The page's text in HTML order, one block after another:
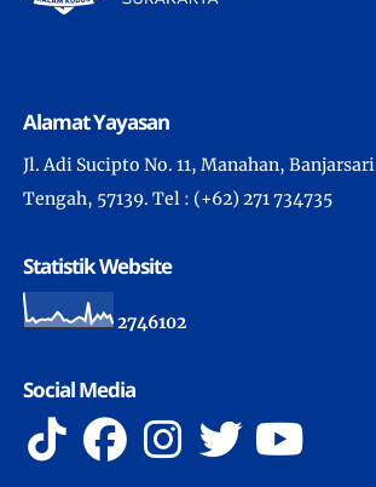
Alamat Yayasan
Jl. Adi Sucipto No. 11, Manahan,
Tengah, 57139. Tel : (+62) 271 734735
Statistik Website
2746102
Social Media